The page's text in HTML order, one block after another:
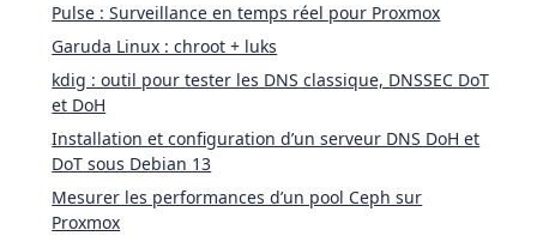
Pulse : Surveillance en temps réel pour Proxmox
Garuda Linux : chroot + luks
kdig : outil pour tester les DNS classique, DNSSEC DoT
et DoH
Installation et configuration d’un serveur DNS DoH et
DoT sous Debian 13
Mesurer les performances d’un pool Ceph sur
Proxmox